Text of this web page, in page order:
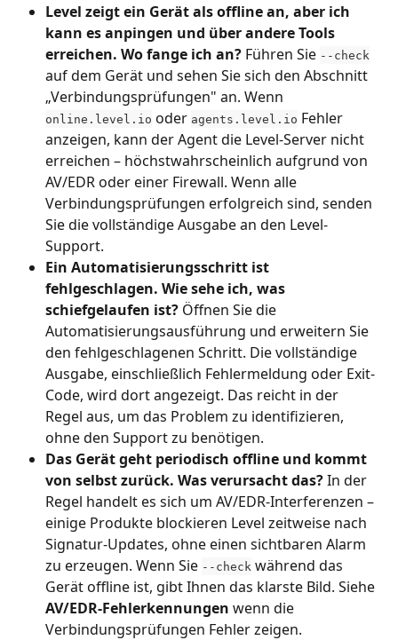
Level zeigt ein Gerät als offline an, aber ich
kann es anpingen und über andere Tools
erreichen. Wo fange ich an? Führen Sie --check
auf dem Gerät und sehen Sie sich den Abschnitt
„Verbindungsprüfungen" an. Wenn
online.level.io oder agents.level.io Fehler
anzeigen, kann der Agent die Level-Server nicht
erreichen – höchstwahrscheinlich aufgrund von
AV/EDR oder einer Firewall. Wenn alle
Verbindungsprüfungen erfolgreich sind, senden
Sie die vollständige Ausgabe an den Level-
Support.
Ein Automatisierungsschritt ist
fehlgeschlagen. Wie sehe ich, was
schiefgelaufen ist? Öffnen Sie die
Automatisierungsausführung und erweitern Sie
den fehlgeschlagenen Schritt. Die vollständige
Ausgabe, einschließlich Fehlermeldung oder Exit-
Code, wird dort angezeigt. Das reicht in der
Regel aus, um das Problem zu identifizieren,
ohne den Support zu benötigen.
Das Gerät geht periodisch offline und kommt
von selbst zurück. Was verursacht das? In der
Regel handelt es sich um AV/EDR-Interferenzen –
einige Produkte blockieren Level zeitweise nach
Signatur-Updates, ohne einen sichtbaren Alarm
zu erzeugen. Wenn Sie --check während das
Gerät offline ist, gibt Ihnen das klarste Bild. Siehe
AV/EDR-Fehlerkennungen wenn die
Verbindungsprüfungen Fehler zeigen.